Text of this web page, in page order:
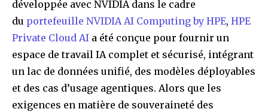
développée avec NVIDIA dans le cadre
du portefeuille NVIDIA AI Computing by HPE, HPE
Private Cloud AI a été conçue pour fournir un
espace de travail IA complet et sécurisé, intégrant
un lac de données unifié, des modèles déployables
et des cas d’usage agentiques. Alors que les
exigences en matière de souveraineté des